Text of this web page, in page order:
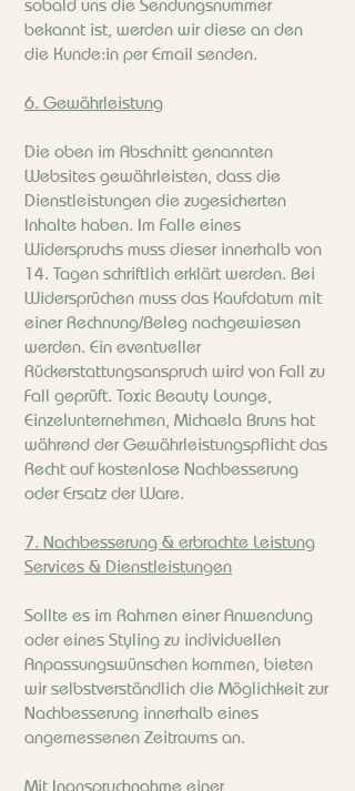
sobald uns die Sendungsnummer
bekannt ist, werden wir diese an den
die Kunde:in per Email senden.
6. Gewährleistung
Die oben im Abschnitt genannten
Websites gewährleisten, dass die
Dienstleistungen die zugesicherten
Inhalte haben. Im Falle eines
Widerspruchs muss dieser innerhalb von
14. Tagen schriftlich erklärt werden. Bei
Widersprüchen muss das Kaufdatum mit
einer Rechnung/Beleg nachgewiesen
werden. Ein eventueller
Rückerstattungsanspruch wird von Fall zu
Fall geprüft. Toxic Beauty Lounge,
Einzelunternehmen, Michaela Bruns hat
während der Gewährleistungspﬂicht das
Recht auf kostenlose Nachbesserung
oder Ersatz der Ware.
7. Nachbesserung & erbrachte Leistung
Services & Dienstleistungen
Sollte es im Rahmen einer Anwendung
oder eines Styling zu individuellen
Anpassungswünschen kommen, bieten
wir selbstverständlich die Möglichkeit zur
Nachbesserung innerhalb eines
angemessenen Zeitraums an.
Mit Inanspruchnahme einer